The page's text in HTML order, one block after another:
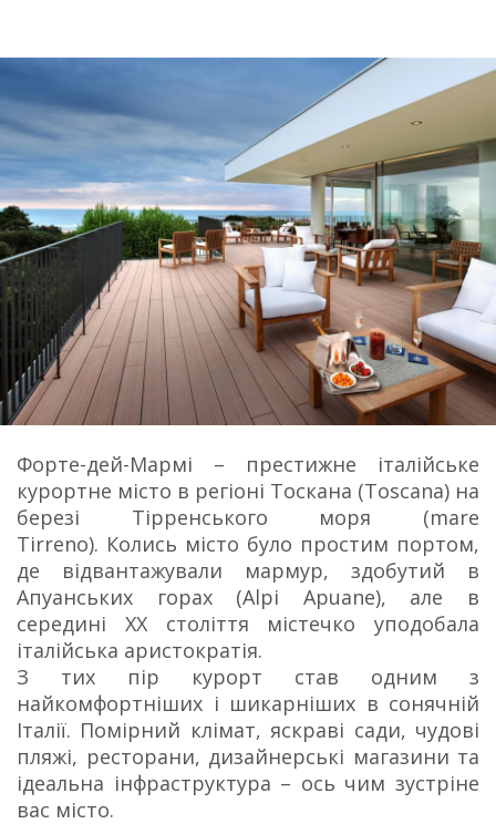
Форте-дей-Мармі – престижне італійське
курортне місто в регіоні Тоскана (Toscana) на
березі Тірренського моря (mare
Tirreno). Колись місто було простим портом,
де відвантажували мармур, здобутий в
Апуанських горах (Alpi Apuane), але в
середині ХХ століття містечко уподобала
італійська аристократія.
З тих пір курорт став одним з
найкомфортніших і шикарніших в сонячній
Італії. Помірний клімат, яскраві сади, чудові
пляжі, ресторани, дизайнерські магазини та
ідеальна інфраструктура – ось чим зустріне
вас місто.